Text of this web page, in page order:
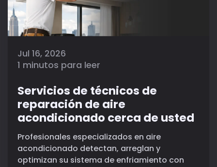
Jul 16, 2026
1 minutos para leer
Servicios de técnicos de
reparación de aire
acondicionado cerca de usted
Profesionales especializados en aire
acondicionado detectan, arreglan y
optimizan su sistema de enfriamiento con